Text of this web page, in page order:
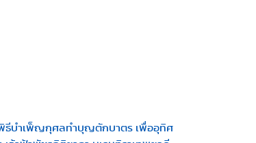
ธีบำเพ็ญกุศลทำบุญตักบาตร เพื่ออุทิศ